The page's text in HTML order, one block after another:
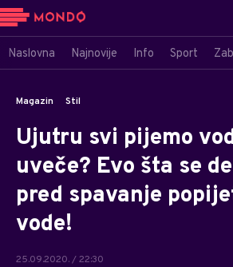
Naslovna Najnovije Info Sport
Magazin Stil
Ujutru svi pijemo
uveče? Evo šta se
pred spavanje
vode!
25.09.2020. / 22:30